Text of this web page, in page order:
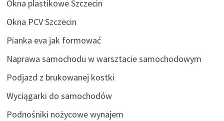
Okna plastikowe Szczecin
Okna PCV Szczecin
Pianka eva jak formować
Naprawa samochodu w warsztacie samochodowym
Podjazd z brukowanej kostki
Wyciągarki do samochodów
Podnośniki nożycowe wynajem